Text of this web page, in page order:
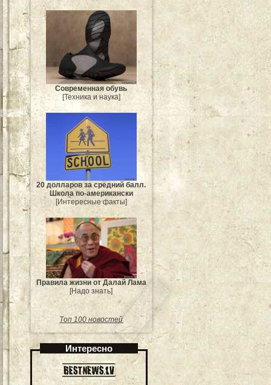
Современная обувь
[Техника и наука]
20 долларов за средний балл.
Школа по-американски
[Интересные факты]
Правила жизни от Далай Лама
[Надо знать]
Топ 100 новостей
Интересно